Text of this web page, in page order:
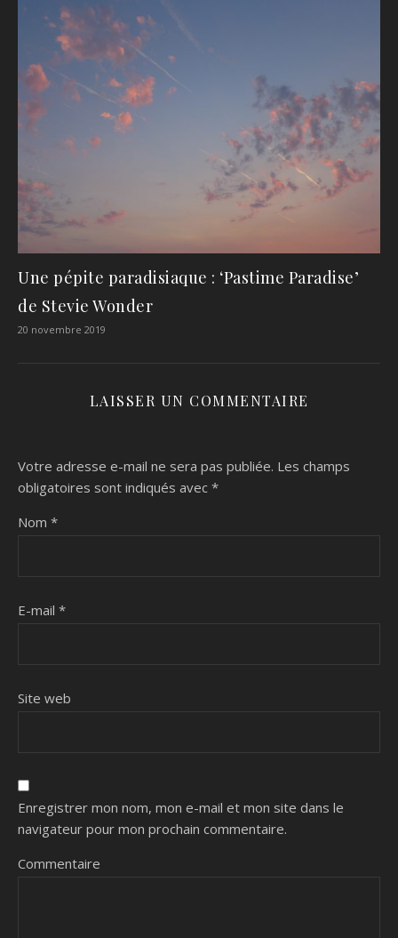
Une pépite paradisiaque : ‘Pastime Paradise’
de Stevie Wonder
20 novembre 2019
LAISSER UN COMMENTAIRE
Votre adresse e-mail ne sera pas publiée. Les champs
obligatoires sont indiqués avec *
Nom *
E-mail *
Site web
Enregistrer mon nom, mon e-mail et mon site dans le
navigateur pour mon prochain commentaire.
Commentaire